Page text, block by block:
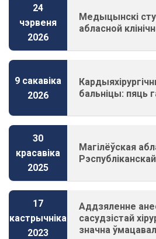
24
чэрвеня
2026
Медыцынскі
абласной
9 сакавіка
2026
бальніцы: пяць
30
красавіка
2025
Магілёўская
17
кастрычніка
2023
Аддзяленне
сасудзістай
значна